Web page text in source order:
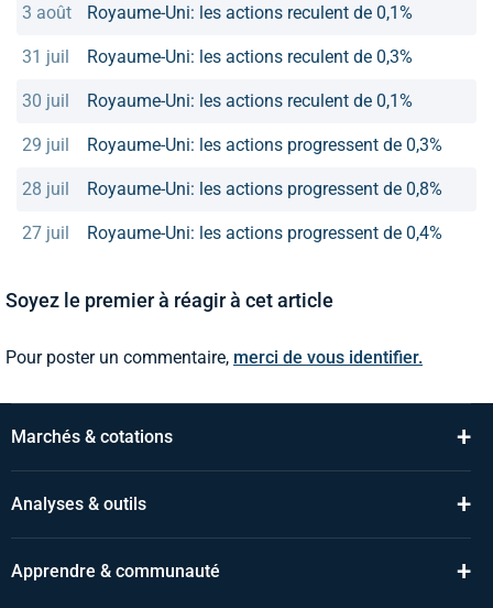
3 août Royaume-Uni: les actions reculent de 0,1%
31 juil Royaume-Uni: les actions reculent de 0,3%
30 juil Royaume-Uni: les actions reculent de 0,1%
29 juil Royaume-Uni: les actions progressent de 0,3%
28 juil Royaume-Uni: les actions progressent de 0,8%
27 juil Royaume-Uni: les actions progressent de 0,4%
Soyez le premier à réagir à cet article
Pour poster un commentaire, merci de vous identifier.
Marchés & cotations +
Analyses & outils +
Apprendre & communauté +